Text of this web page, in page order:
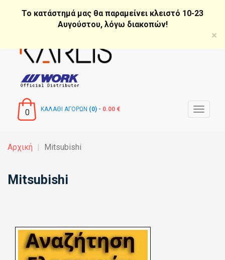
περιεχόμενο
Το κατάστημά μας θα παραμείνει κλειστό 10-23
Αυγούστου, λόγω διακοπών!
×
0 ΚΑΛΑΘΙ ΑΓΟΡΩΝ (0) - 0.00 €
Toggle
Αρχική Mitsubishi
Mitsubishi